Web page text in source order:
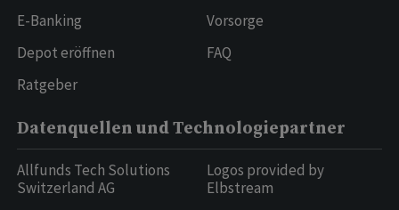
E-Banking
Depot eröffnen
Ratgeber
Vorsorge
FAQ
Datenquellen und Technologiepartner
Allfunds Tech Solutions
Switzerland AG
Logos provided by
Elbstream